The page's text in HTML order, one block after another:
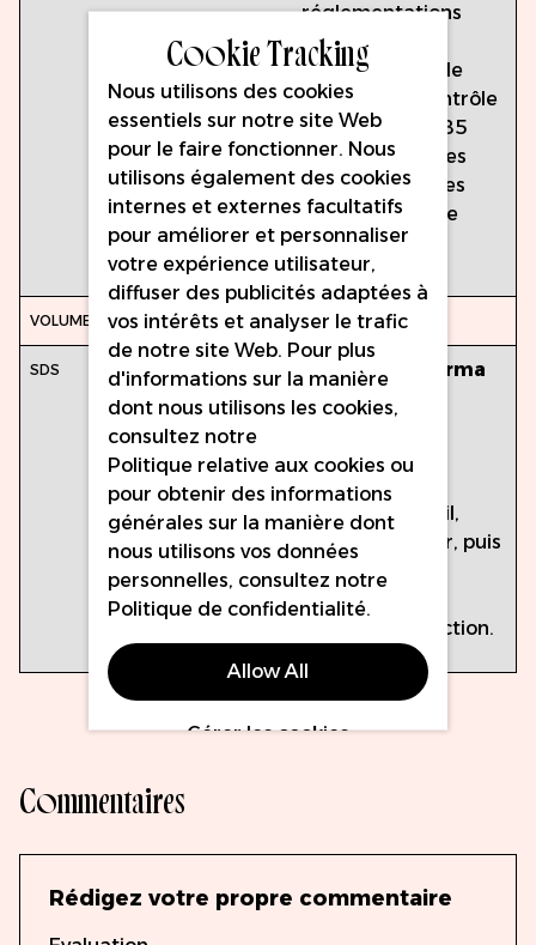
réglementations
REACH de l'UE
Fabriqué selon le
système de contrôle
qualité ISO 13485
Lot testé pour les
micro-problèmes
Couleur calibrée
pour plus de
précision
15ml
Accédez auportail SDS de Perma
Blend :
https://inkprojects-
sds.thewercs.com/
Lors de l'utilisation de ce portail,
recherchez par nom de couleur, puis
cliquez sur
"Voir le PDF"
après avoir effectué votre sélection.
Commentaires
Rédigez votre propre commentaire
Cookie Tracking
Nous utilisons des cookies
essentiels sur notre site Web
pour le faire fonctionner. Nous
utilisons également des cookies
internes et externes facultatifs
pour améliorer et personnaliser
votre expérience utilisateur,
diffuser des publicités adaptées à
vos intérêts et analyser le trafic
de notre site Web. Pour plus
d'informations sur la manière
dont nous utilisons les cookies,
consultez notre
Politique relative aux cookies ou
pour obtenir des informations
générales sur la manière dont
nous utilisons vos données
personnelles, consultez notre
Politique de confidentialité.
Allow All
Gérer les cookies